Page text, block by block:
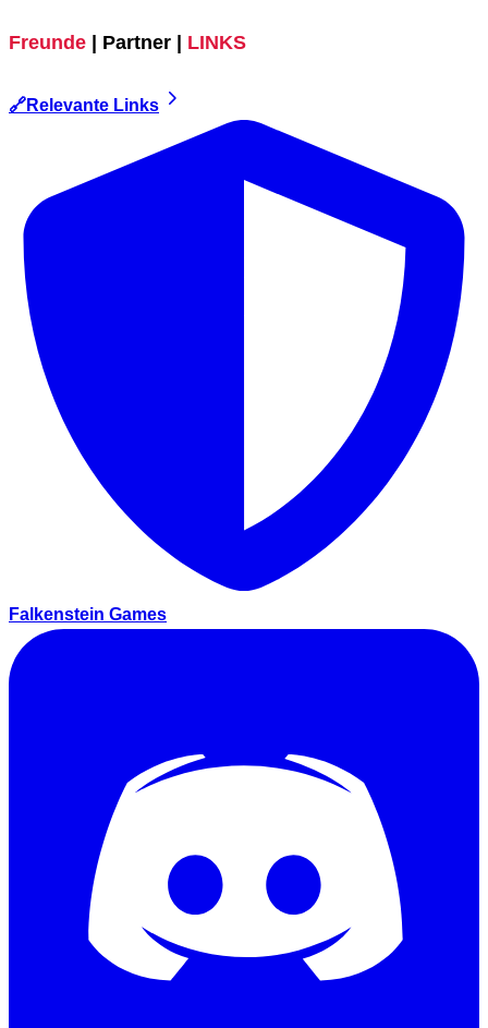
Freunde | Partner | LINKS
🔗Relevante Links
Falkenstein Games